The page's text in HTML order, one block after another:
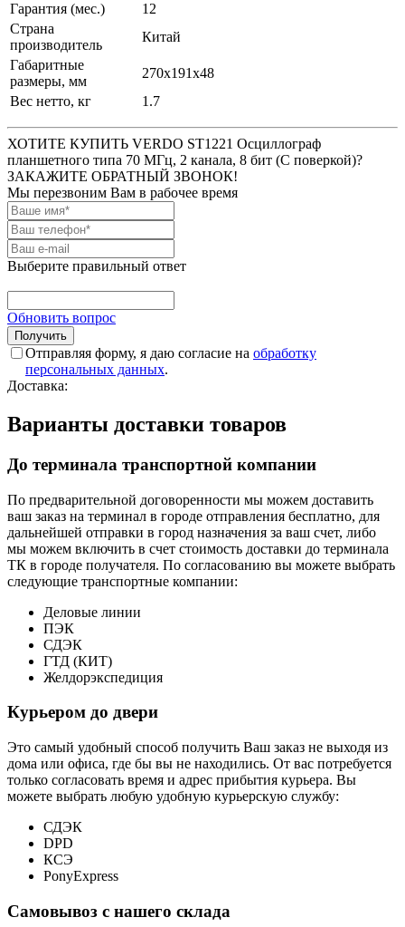
Гарантия (мес.)
12
Страна
производитель
Китай
Габаритные
размеры, мм
270х191х48
Вес нетто, кг
1.7
ХОТИТЕ КУПИТЬ VERDO ST1221 Осциллограф
планшетного типа 70 МГц, 2 канала, 8 бит (С поверкой)?
ЗАКАЖИТЕ ОБРАТНЫЙ ЗВОНОК!
Мы перезвоним Вам в рабочее время
Выберите правильный ответ
Обновить вопрос
Отправляя форму, я даю согласие на обработку
персональных данных.
Доставка:
Варианты доставки товаров
До терминала транспортной компании
По предварительной договоренности мы можем доставить
ваш заказ на терминал в городе отправления бесплатно, для
дальнейшей отправки в город назначения за ваш счет, либо
мы можем включить в счет стоимость доставки до терминала
ТК в городе получателя. По согласованию вы можете выбрать
следующие транспортные компании:
Деловые линии
ПЭК
СДЭК
ГТД (КИТ)
Желдорэкспедиция
Курьером до двери
Это самый удобный способ получить Ваш заказ не выходя из
дома или офиса, где бы вы не находились. От вас потребуется
только согласовать время и адрес прибытия курьера. Вы
можете выбрать любую удобную курьерскую службу:
СДЭК
DPD
КСЭ
PonyExpress
Самовывоз с нашего склада